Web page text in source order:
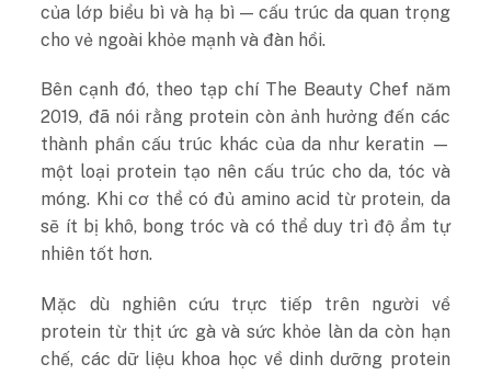
của lớp biểu bì và hạ bì — cấu trúc da quan trọng
cho vẻ ngoài khỏe mạnh và đàn hồi.
Bên cạnh đó, theo tạp chí The Beauty Chef năm
2019, đã nói rằng protein còn ảnh hưởng đến các
thành phần cấu trúc khác của da như keratin —
một loại protein tạo nên cấu trúc cho da, tóc và
móng. Khi cơ thể có đủ amino acid từ protein, da
sẽ ít bị khô, bong tróc và có thể duy trì độ ẩm tự
nhiên tốt hơn.
Mặc dù nghiên cứu trực tiếp trên người về
protein từ thịt ức gà và sức khỏe làn da còn hạn
chế, các dữ liệu khoa học về dinh dưỡng protein